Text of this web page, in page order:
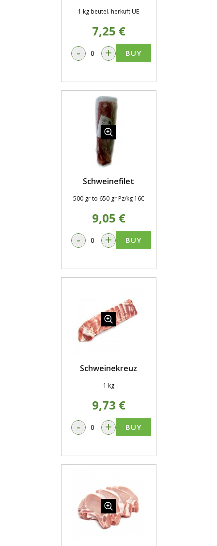
1 kg beutel. herkuft UE
7,25 €
- + BUY
Schweinefilet
500 gr to 650 gr Pz/kg 16€
9,05 €
- + BUY
Schweinekreuz
1 kg
9,73 €
- + BUY